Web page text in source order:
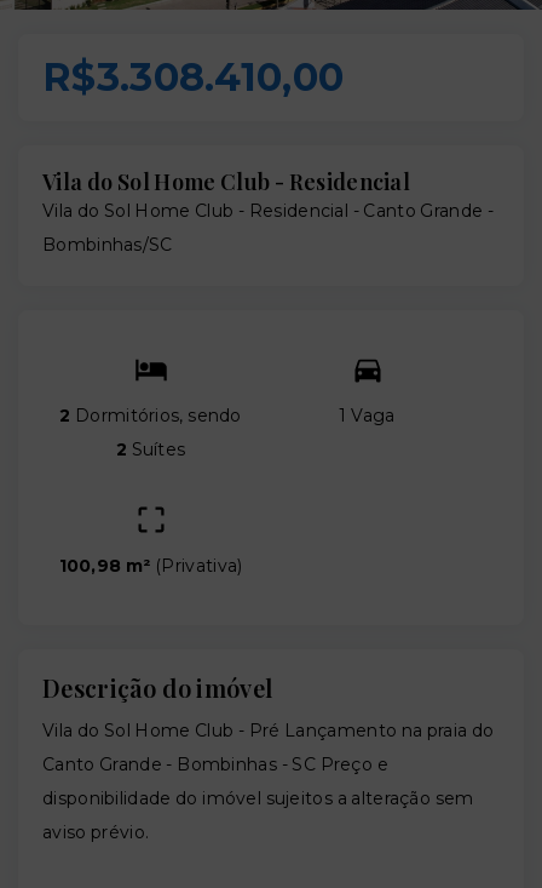
R$3.308.410,00
Vila do Sol Home Club - Residencial
Vila do Sol Home Club - Residencial - Canto Grande -
Bombinhas/SC
2 Dormitórios, sendo
2 Suítes
1 Vaga
100,98 m² (Privativa)
Descrição do imóvel
Vila do Sol Home Club - Pré Lançamento na praia do
Canto Grande - Bombinhas - SC Preço e
disponibilidade do imóvel sujeitos a alteração sem
aviso prévio.